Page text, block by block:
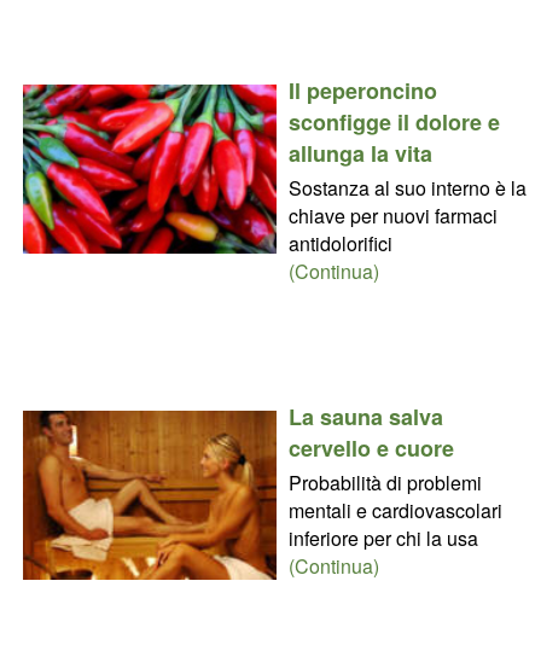
Il peperoncino
sconfigge il dolore e
allunga la vita
Sostanza al suo interno è la
chiave per nuovi farmaci
antidolorifici
(Continua)
La sauna salva
cervello e cuore
Probabilità di problemi
mentali e cardiovascolari
inferiore per chi la usa
(Continua)